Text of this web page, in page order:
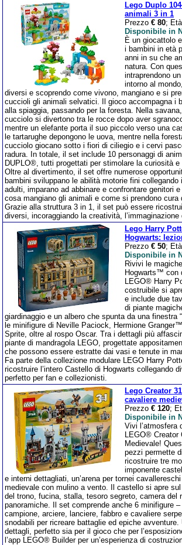
Lego Duplo
animali 3 in 1
Prezzo € 80; Età
Disponibile in
È un giocattolo
i bambini in età
anni in su che
natura. Con
intraprendono
intorno al
diversi e scoprendo come vivono, mangiano e si
cuccioli gli animali selvatici. Il gioco accompagna i
alla spiaggia, passando per la foresta. Nella
cucciolo si divertono tra le rocce dopo aver
mentre un elefante porta il suo piccolo verso una
le tartarughe depongono le uova, mentre nella
cucciolo giocano sotto i fiori di ciliegio e i cervi
radura. In totale, il set include 10 personaggi di
DUPLO®, tutti progettati per stimolare la curiosità e
Oltre al divertimento, il set offre numerose
bambini sviluppano le abilità motorie fini
adulti, imparano ad abbinare e confrontare genitori
cosa mangiano gli animali e come si prendono cura
Grazie alla struttura 3 in 1, il set può essere
diversi, incoraggiando la creatività,
Lego Harry
Hogwarts:
Prezzo € 50; Età
Disponibile in
Rivivi le
Hogwarts™ con
LEGO® Harry
costruibile si
e include due
di piante
giardinaggio e un albero che spunta da una finestra
le minifigure di Neville Paciock, Hermione
Sprite, oltre al rospo Oscar. Tra i dettagli più
piante di mandragola LEGO, progettate
che possono essere estratte dai vasi e tenute in
Fa parte della collezione modulare LEGO Harry
ricostruire l’intero Castello di Hogwarts collegando
perfetto per fan e collezionisti.
Lego Creator
cavaliere
Prezzo € 120;
Disponibile in
Vivi l’atmosfera
LEGO® Creator
Medievale!
pezzi permette
ricostruire tre
imponente
e interni dettagliati, un’arena per tornei
medievale con mulino a vento. Il castello si apre
del trono, fucina, stalla, tesoro segreto, camera del
panoramiche. Il set comprende anche 6 minifigure
campione, arciere, lanciere, fabbro e cavaliere
snodabili per ricreare battaglie ed epiche avventure.
dettagli, perfetto sia per il gioco che per
l’app LEGO® Builder per un’esperienza di